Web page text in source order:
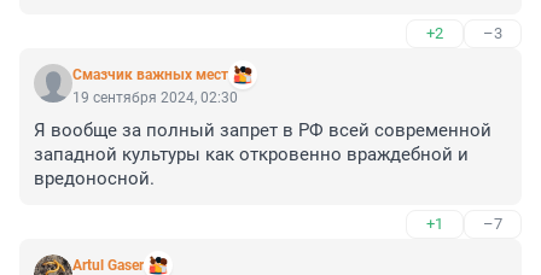
+2 –3
Смазчик важных мест
19 сентября 2024, 02:30
Я вообще за полный запрет в РФ всей современной
западной культуры как откровенно враждебной и
вредоносной.
+1 –7
Artul Gaser